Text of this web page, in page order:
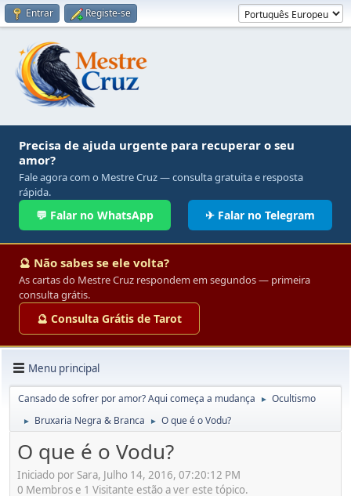
Entrar Registe-se
Precisa de ajuda urgente para recuperar o seu
amor?
Fale agora com o Mestre Cruz — consulta gratuita e resposta
rápida.
💬 Falar no WhatsApp ✈ Falar no Telegram
🔮 Não sabes se ele volta?
As cartas do Mestre Cruz respondem em segundos — primeira
consulta grátis.
🔮 Consulta Grátis de Tarot
Menu principal
Cansado de sofrer por amor? Aqui começa a mudança ► Ocultismo
► Bruxaria Negra & Branca ► O que é o Vodu?
O que é o Vodu?
Iniciado por Sara, Julho 14, 2016, 07:20:12 PM
0 Membros e 1 Visitante estão a ver este tópico.